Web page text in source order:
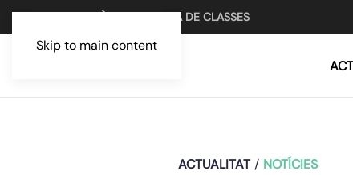
Skip to main content
UN MITJÀ PER LA LLUITA DE CLASSES
ACTUALITAT NOTÍCIES